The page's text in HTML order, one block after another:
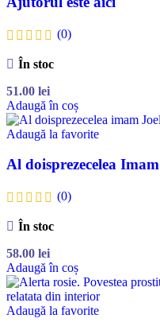
(0)
În stoc
51.00 lei
Adaugă în coș
Adaugă la favorite
Al doisprezecelea Imam
(0)
În stoc
58.00 lei
Adaugă în coș
Adaugă la favorite